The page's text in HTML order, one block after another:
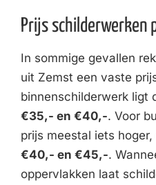
Prijs schilderwerken
In sommige gevallen
uit Zemst een vaste
binnenschilderwerk ligt
€35,- en €40,-. Voor
prijs meestal iets
€40,- en €45,-.
oppervlakken laat